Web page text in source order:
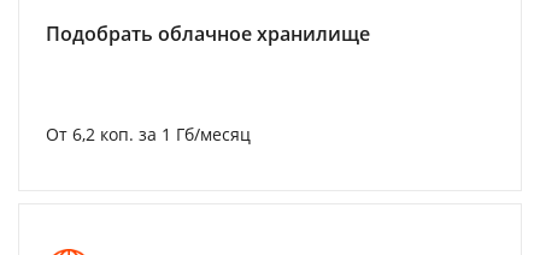
Подобрать облачное хранилище
От 6,2 коп. за 1 Гб/месяц